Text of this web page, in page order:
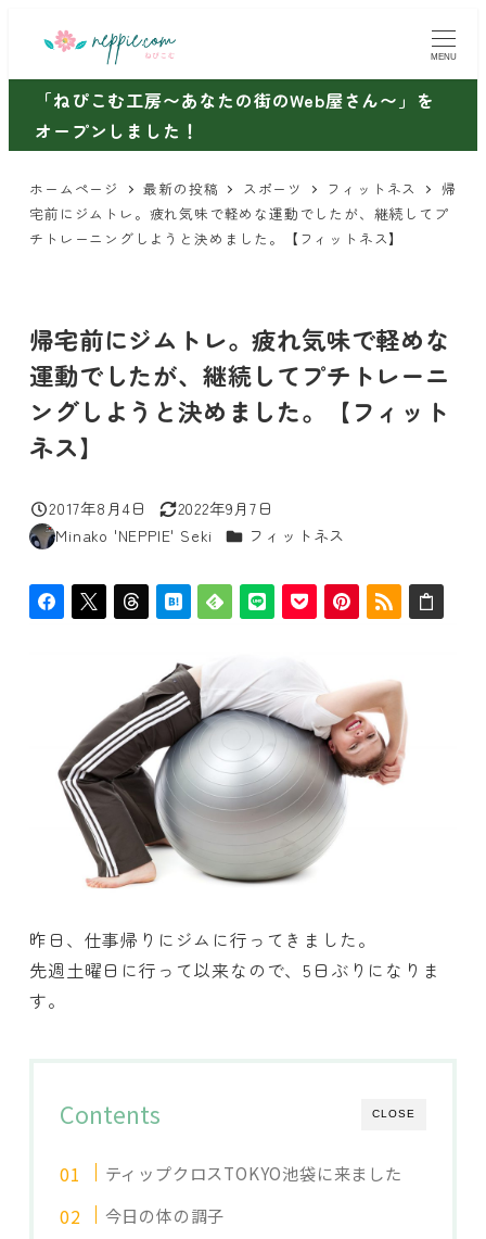
ン
ン
MENU
「ねぴこむ工房〜あなたの街のWeb屋さん〜」を
オープンしました！
ホームページ 最新の投稿 スポーツ フィットネス
帰
宅前にジムトレ。疲れ気味で軽めな運動でしたが、継続してプ
チトレーニングしようと決めました。【フィットネス】
帰宅前にジムトレ。疲れ気味で軽めな
運動でしたが、継続してプチトレーニ
ングしようと決めました。【フィット
ネス】
投稿日
2017年8月4日
更新日
2022年9月7日
著
Minako 'NEPPIE' Seki カテゴリー
フィットネス
昨日、仕事帰りにジムに行ってきました。
先週土曜日に行って以来なので、5日ぶりになりま
す。
CLOSE
Contents
ティップクロスTOKYO池袋に来ました
今日の体の調子